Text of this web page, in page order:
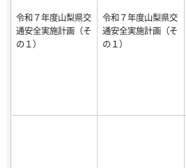
令和７年度山梨県交
通安全実施計画（そ
の１）
令和７年度山梨県交
通安全実施計画（そ
の１）